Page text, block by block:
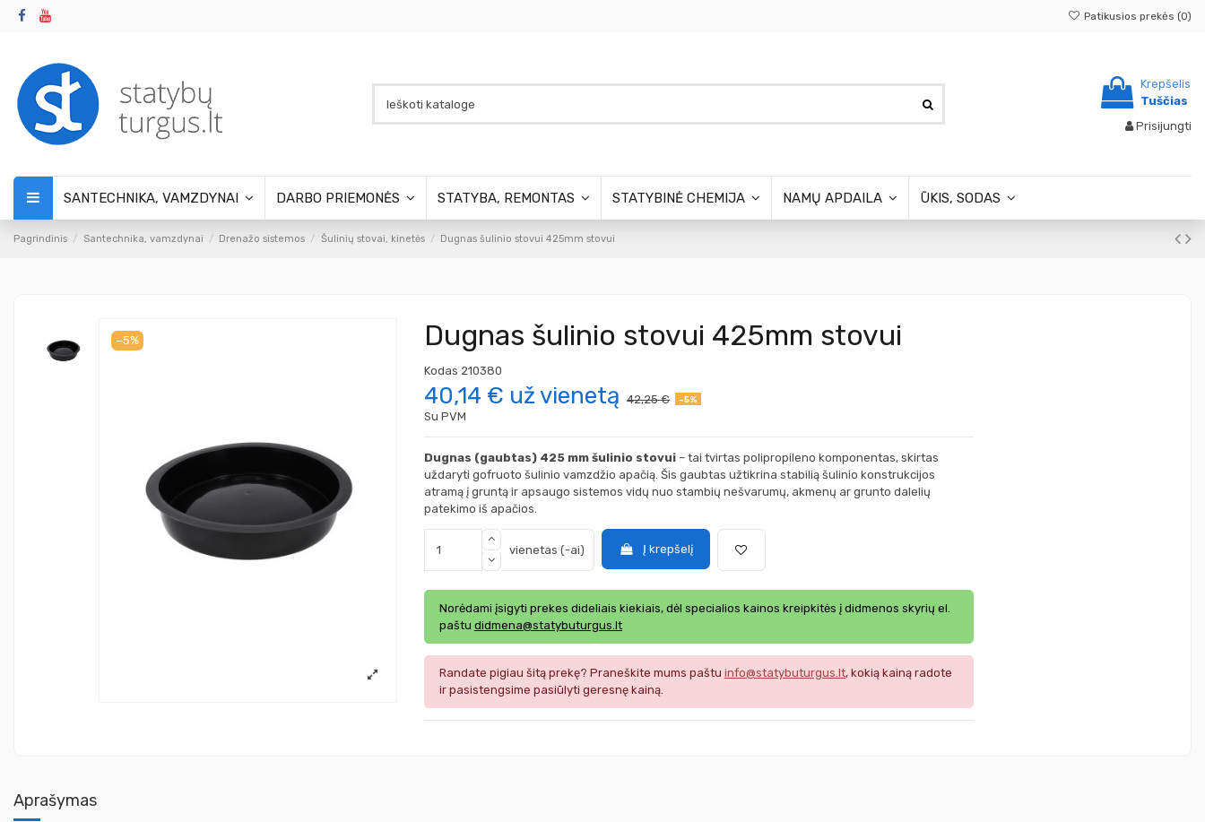
Patikusios prekės (0)
Krepšelis
Tuščias
Prisijungti
SANTECHNIKA, VAMZDYNAI DARBO PRIEMONĖS STATYBA, REMONTAS STATYBINĖ CHEMIJA NAMŲ APDAILA ŪKIS, SODAS
Pagrindinis Santechnika, vamzdynai Drenažo sistemos Šulinių stovai, kinetės Dugnas šulinio stovui 425mm stovui
−5% Dugnas šulinio stovui 425mm stovui
Kodas 210380
40,14 € už vienetą 42,25 € -5%
Su PVM
Dugnas (gaubtas) 425 mm šulinio stovui– tai tvirtas polipropileno komponentas, skirtas
uždaryti gofruoto šulinio vamzdžio apačią. Šis gaubtas užtikrina stabilią šulinio konstrukcijos
atramą į gruntą ir apsaugo sistemos vidų nuo stambių nešvarumų, akmenų ar grunto dalelių
patekimo iš apačios.
vienetas (-ai) Į krepšelį
Norėdami įsigyti prekes dideliais kiekiais, dėl specialios kainos kreipkitės į didmenos skyrių el.
paštu didmena@statybuturgus.lt
Randate pigiau šitą prekę? Praneškite mums paštu info@statybuturgus.lt, kokią kainą radote
ir pasistengsime pasiūlyti geresnę kainą.
Aprašymas